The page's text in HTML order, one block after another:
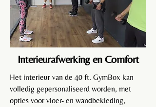
Interieurafwerking en Comfort
Het interieur van de 40 ft. GymBox kan
volledig gepersonaliseerd worden, met
opties voor vloer- en wandbekleding,